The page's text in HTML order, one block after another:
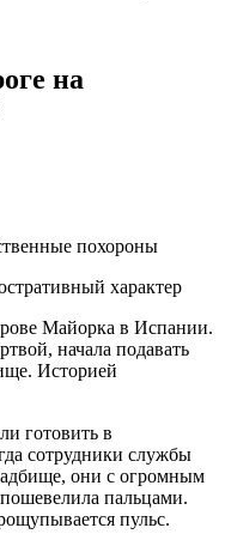
на
характер
Майорка в Испании.
начала подавать
Историей
готовить в
сотрудники службы
они с огромным
пальцами.
пульс.